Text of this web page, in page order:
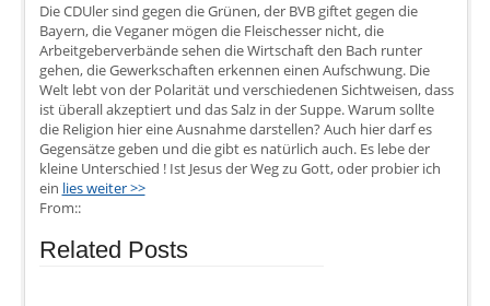
Die CDUler sind gegen die Grünen, der BVB giftet gegen die
Bayern, die Veganer mögen die Fleischesser nicht, die
Arbeitgeberverbände sehen die Wirtschaft den Bach runter
gehen, die Gewerkschaften erkennen einen Aufschwung. Die
Welt lebt von der Polarität und verschiedenen Sichtweisen, dass
ist überall akzeptiert und das Salz in der Suppe. Warum sollte
die Religion hier eine Ausnahme darstellen? Auch hier darf es
Gegensätze geben und die gibt es natürlich auch. Es lebe der
kleine Unterschied ! Ist Jesus der Weg zu Gott, oder probier ich
ein lies weiter >>
From::
Related Posts